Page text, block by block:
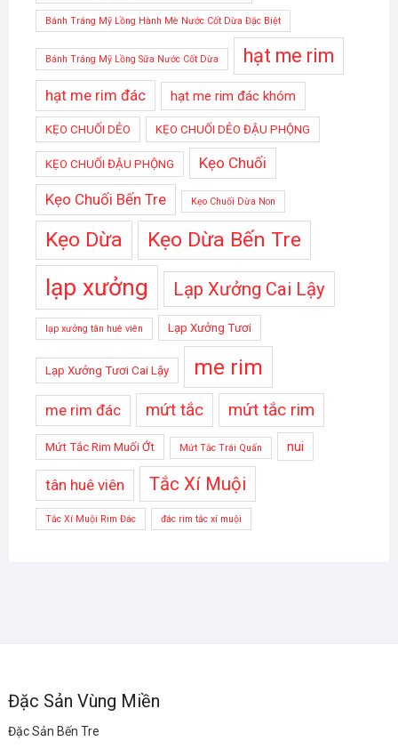
Bánh Tráng Mỹ Lồng Hành Mè Nước Cốt Dừa Đặc Biệt
Bánh Tráng Mỹ Lồng Sữa Nước Cốt Dừa hạt me rim
hạt me rim đác hạt me rim đác khóm
KẸO CHUỐI DẺO KẸO CHUỐI DẺO ĐẬU PHỘNG
KẸO CHUỐI ĐẬU PHỘNG Kẹo Chuối
Kẹo Chuối Bến Tre Kẹo Chuối Dừa Non
Kẹo Dừa Kẹo Dừa Bến Tre
lạp xưởng Lạp Xưởng Cai Lậy
lạp xưởng tân huê viên Lạp Xưởng Tươi
Lạp Xưởng Tươi Cai Lậy me rim
me rim đác mứt tắc mứt tắc rim
Mứt Tắc Rim Muối Ớt Mứt Tắc Trái Quấn nui
tân huê viên Tắc Xí Muội
Tắc Xí Muội Rim Đác đác rim tắc xí muội
Đặc Sản Vùng Miền
Đặc Sản Bến Tre